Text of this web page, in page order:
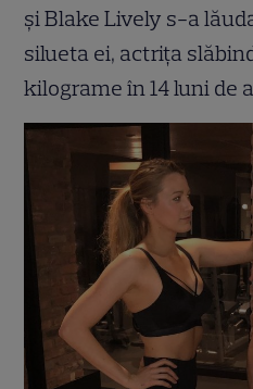
și Blake Lively s-a
silueta ei, actrița
kilograme în 14 luni de